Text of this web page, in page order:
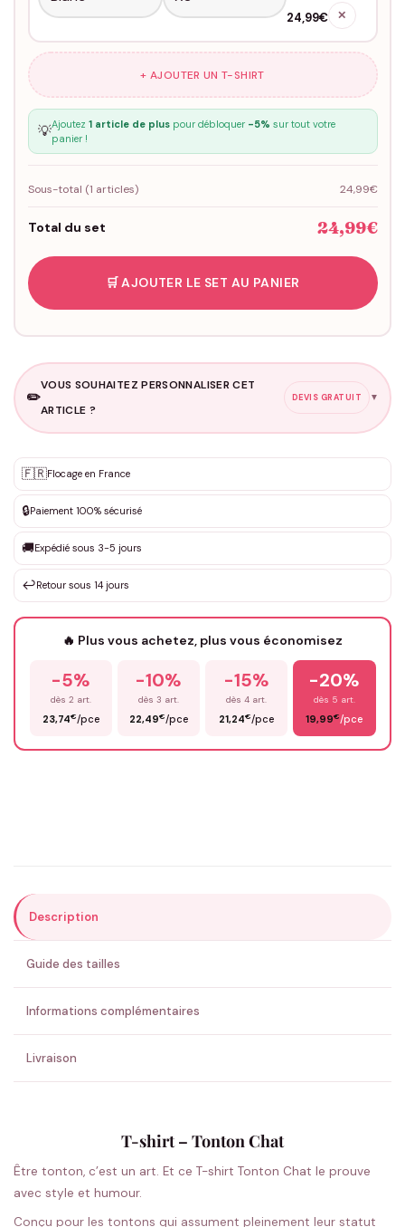
24,99€ ✕
+ AJOUTER UN T-SHIRT
💡Ajoutez 1 article de pluspour débloquer -5% sur tout votre
panier !
Sous-total (1 articles) 24,99€
Total du set 24,99€
🛒 AJOUTER LE SET AU PANIER
✏️
VOUS SOUHAITEZ PERSONNALISER CET
ARTICLE ?
DEVIS GRATUIT ▼
✨ Personnalisation sur mesure
DEVIS GRATUIT · Personnalisation de 3 à 10€ selon la demande
Que souhaitez-vous ?*
Votre texte / idée*
Prénom*
ENVOYER MA DEMANDE ✨
💚 Retour sous 24-48h🇫🇷 Flocage en France✅ Validation avant fabrication
🇫🇷Flocage en France
🔒Paiement 100% sécurisé
🚚Expédié sous 3-5 jours
↩️Retour sous 14 jours
🔥 Plus vous achetez, plus vous économisez
-5%
dès 2 art.
23,74€/pce
-10%
dès 3 art.
22,49€/pce
-15%
dès 4 art.
21,24€/pce
-20%
dès 5 art.
19,99€/pce
Description
Guide des tailles
Informations complémentaires
Livraison
T-shirt – Tonton Chat
Être tonton, c’est un art. Et ce T-shirt Tonton Chat le prouve
avec style et humour.
Conçu pour les tontons qui assument pleinement leur statut